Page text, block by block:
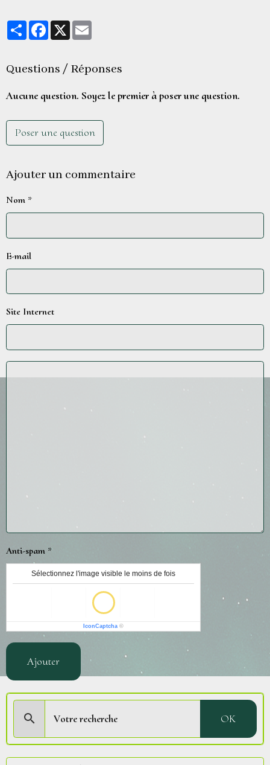
PartagerFacebook
X
Questions / Réponses
Aucune question. Soyez le premier à poser une question.
Poser une question
Ajouter un commentaire
Nom
E-mail
Site Internet
Anti-spam
Sélectionnez l'image visible le moins de fois
IconCaptcha ©
Ajouter
OK